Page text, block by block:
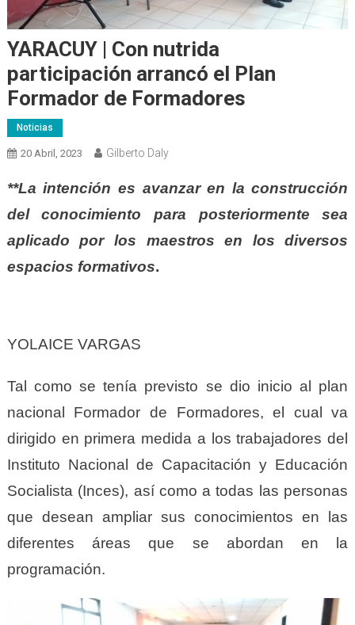
YARACUY | Con nutrida
participación arrancó el Plan
Formador de Formadores
Noticias
20 Abril, 2023 Gilberto Daly
**La intención es avanzar en la construcción
del conocimiento para posteriormente sea
aplicado por los maestros en los diversos
espacios formativos.
YOLAICE VARGAS
Tal como se tenía previsto se dio inicio al plan
nacional Formador de Formadores, el cual va
dirigido en primera medida a los trabajadores del
Instituto Nacional de Capacitación y Educación
Socialista (Inces), así como a todas las personas
que desean ampliar sus conocimientos en las
diferentes áreas que se abordan en la
programación.